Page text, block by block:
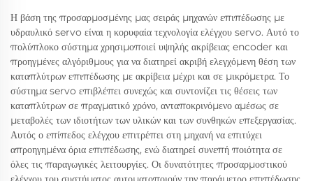
Η βάση της προσαρμοσμένης μας σειράς μηχανών επιπέδωσης με
υδραυλικό servo είναι η κορυφαία τεχνολογία ελέγχου servo. Αυτό το
πολύπλοκο σύστημα χρησιμοποιεί υψηλής ακρίβειας encoder και
προηγμένες αλγόριθμους για να διατηρεί ακριβή ελεγχόμενη θέση των
καταπλύτρων επιπέδωσης με ακρίβεια μέχρι και σε μικρόμετρα. Το
σύστημα servo επιβλέπει συνεχώς και συντονίζει τις θέσεις των
καταπλύτρων σε πραγματικό χρόνο, ανταποκρινόμενο αμέσως σε
μεταβολές των ιδιοτήτων των υλικών και των συνθηκών επεξεργασίας.
Αυτός ο επίπεδος ελέγχου επιτρέπει στη μηχανή να επιτύχει
απροηγημένα όρια επιπέδωσης, ενώ διατηρεί συνεπή ποιότητα σε
όλες τις παραγωγικές λειτουργίες. Οι δυνατότητες προσαρμοστικού